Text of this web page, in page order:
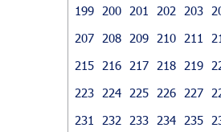
199
200 201 202 203
207
208 209 210 211
215
216 217 218 219
223
224 225 226 227
231
232 233 234 235